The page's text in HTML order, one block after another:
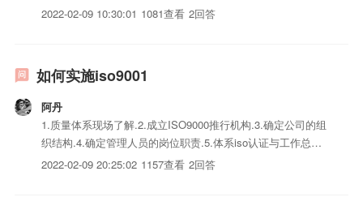
资总额：172万美元1.1.6申报资本：121万美元1.1.7制造iso三
2022-02-09 10:30:01 1081查看 2回答
如何实施iso9001
阿丹
1.质量体系现场了解.2.成立ISO9000推行机构.3.确定公司的组
织结构.4.确定管理人员的岗位职责.5.体系iso认证与工作总体
方案确定.6.确定质量体系iso三体系认证清单.编写程序iso三体
2022-02-09 20:25:02 1157查看 2回答